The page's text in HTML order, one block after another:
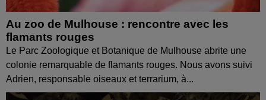
Au zoo de Mulhouse : rencontre avec les
flamants rouges
Le Parc Zoologique et Botanique de Mulhouse abrite une
colonie remarquable de flamants rouges. Nous avons suivi
Adrien, responsable oiseaux et terrarium, à...